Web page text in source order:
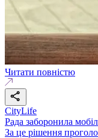
Читати повністю
CityLife
Рада заборонила
За це рішення